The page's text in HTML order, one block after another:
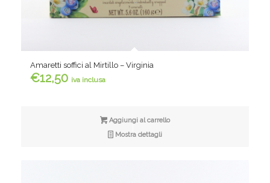
Amaretti soffici al Mirtillo – Virginia
€12,50 iva inclusa
Aggiungi al carrello
Mostra dettagli